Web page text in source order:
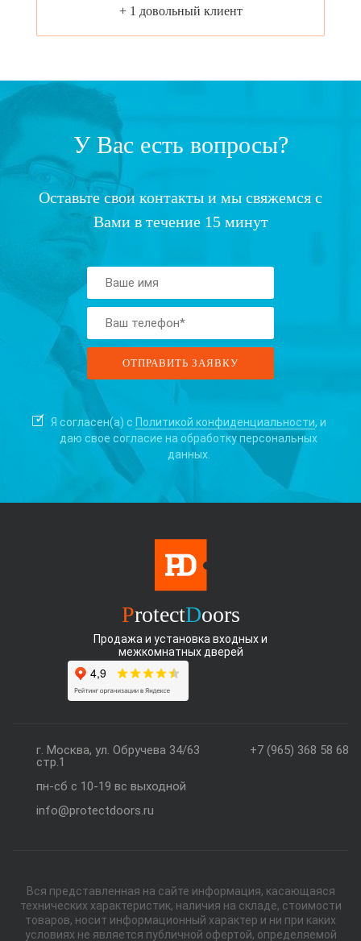
+ 1 довольный клиент
У Вас есть вопросы?
Оставьте свои контакты и мы свяжемся с
Вами в течение 15 минут
Я согласен(а) с Политикой конфиденциальности, и
даю свое согласие на обработку персональных
данных.
ProtectDoors
Продажа и установка входных и
межкомнатных дверей
+7 (965) 368 58 68
г. Москва, ул. Обручева 34/63
стр.1
пн-сб с 10-19 вс выходной
info@protectdoors.ru
Вся представленная на сайте информация, касающаяся
технических характеристик, наличия на складе, стоимости
товаров, носит информационный характер и ни при каких
условиях не является публичной офертой, определяемой